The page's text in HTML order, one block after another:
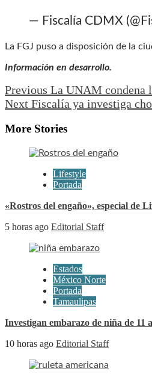
— Fiscalía CDMX
La FGJ puso a disposición de la
Información en desarrollo.
Continue
Reading
Previous La UNAM condena
Next Fiscalía ya investiga
More Stories
Lifestyle
Portada
«Rostros del engaño», especial de
5 horas ago Editorial Staff
Estados
México Norte
Portada
Tamaulipas
Investigan embarazo de niña de 11
10 horas ago Editorial Staff